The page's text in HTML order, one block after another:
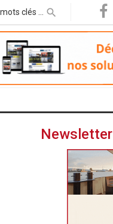
Newsletter